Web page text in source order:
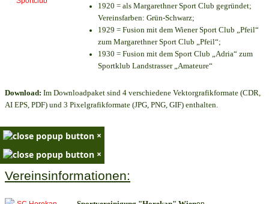
1920 = als Margarethner Sport Club gegründet;
Vereinsfarben: Grün-Schwarz;
1929 = Fusion mit dem Wiener Sport Club „Pfeil“
zum Margarethner Sport Club „Pfeil“;
1930 = Fusion mit dem Sport Club „Adria“ zum
Sportklub Landstrasser „Amateure“
Download: Im Downloadpaket sind 4 verschiedene Vektorgrafikformate (CDR,
AI EPS, PDF) und 3 Pixelgrafikformate (JPG, PNG, GIF) enthalten.
×
×
Vereinsinformationen: